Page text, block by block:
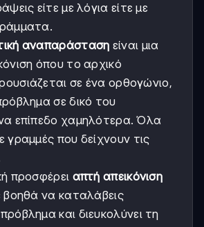
είτε με λόγια είτε με
αναπαράσταση είναι μια
όπου το αρχικό
σε ένα ορθογώνιο,
σε δικό του
επίπεδο χαμηλότερα. Όλα
γραμμές που δείχνουν τις
προσφέρει απτή απεικόνιση
βοηθά να καταλάβεις
και διευκολύνει τη